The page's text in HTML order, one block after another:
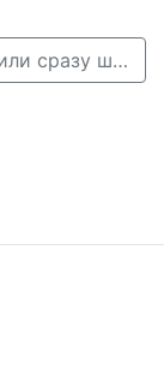
В Кстове на водителя после полицейской погони составили сразу шесть протоколов →